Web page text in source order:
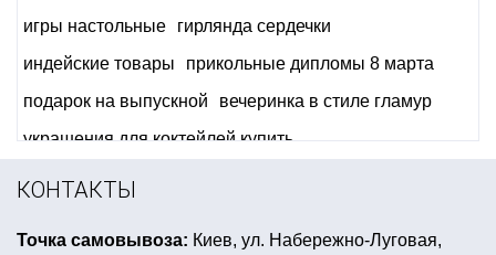
игры настольные
гирлянда сердечки
индейские товары
прикольные дипломы 8 марта
подарок на выпускной
вечеринка в стиле гламур
украшения для коктейлей купить
свеча таблетка цена
КОНТАКТЫ
Точка самовывоза: Киев, ул. Набережно-Луговая,